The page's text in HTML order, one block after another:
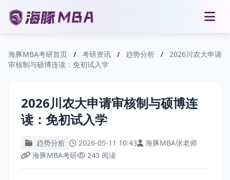
海豚MBA考研首页 / 考研资讯 / 趋势分析 /
2026川农大申请
审核制与硕博连读：免初试入学
2026川农大申请审核制与硕博连
读：免初试入学
趋势分析 2026-05-11 10:43
海豚MBA张老师
海豚MBA考研
243 阅读